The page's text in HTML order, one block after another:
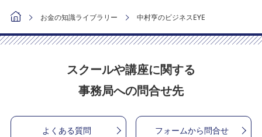
お金の知識ライブラリー 中村亨のビジネスEYE
スクールや講座に関する
事務局への問合せ先
よくある質問 フォームから問合せ